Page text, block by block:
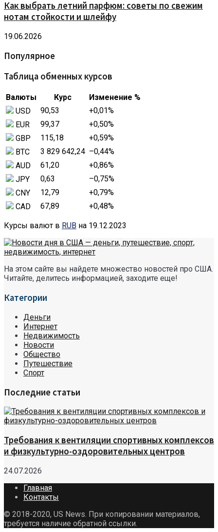
Как выбрать летний парфюм: советы по свежим
нотам стойкости и шлейфу
19.06.2026
Популярное
Таблица обменных курсов
Валюты Курс
Изменение %
USD
90,53 +0,01%
EUR
99,37 +0,50%
GBP
115,18 +0,59%
BTC
3 829 642,24 –0,44%
AUD
61,20 +0,86%
JPY
0,63 –0,75%
CNY
12,79 +0,79%
CAD
67,89 +0,48%
Курсы валют в RUB на 19.12.2023
На этом сайте вы найдете множество новостей про США.
Читайте, делитесь информацией, заходите еще!
Категории
Деньги
Интернет
Недвижимость
Новости
Общество
Путешествие
Спорт
Последние статьи
Требования к вентиляции спортивных комплексов
и физкультурно-оздоровительных центров
24.07.2026
Главная
Контакты
© 2018-2020, US News. При копировании материалов,
требуется наличие обратной ссылки.